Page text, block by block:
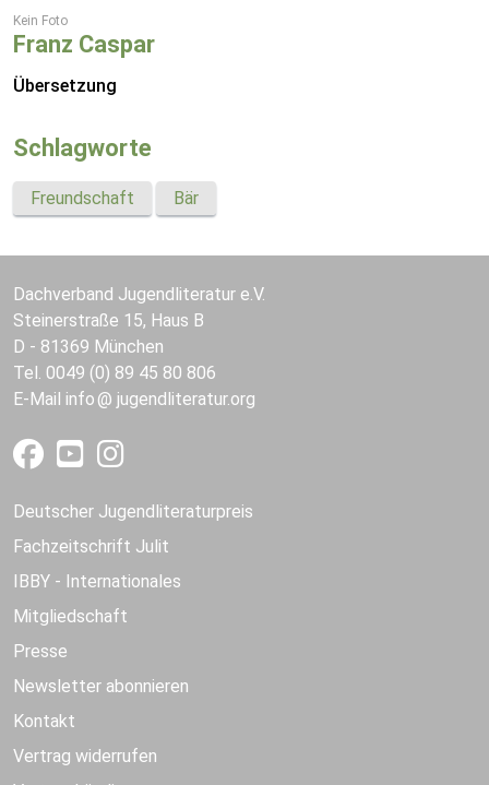
Kein Foto
Franz Caspar
Übersetzung
Schlagworte
Freundschaft Bär
Dachverband Jugendliteratur e.V.
Steinerstraße 15, Haus B
D - 81369 München
Tel. 0049 (0) 89 45 80 806
E-Mail info jugendliteratur.org
Deutscher Jugendliteraturpreis
Fachzeitschrift Julit
IBBY - Internationales
Mitgliedschaft
Presse
Newsletter abonnieren
Kontakt
Vertrag widerrufen